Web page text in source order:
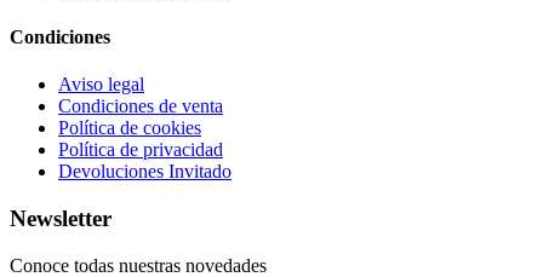
Condiciones
Aviso legal
Condiciones de venta
Política de cookies
Política de privacidad
Devoluciones Invitado
Newsletter
Conoce todas nuestras novedades